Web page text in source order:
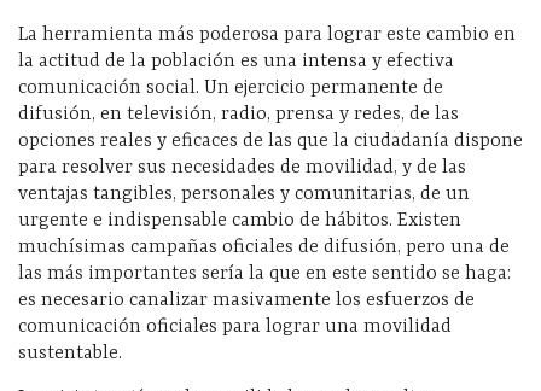
La herramienta más poderosa para lograr este cambio en
la actitud de la población es una intensa y efectiva
comunicación social. Un ejercicio permanente de
difusión, en televisión, radio, prensa y redes, de las
opciones reales y eficaces de las que la ciudadanía dispone
para resolver sus necesidades de movilidad, y de las
ventajas tangibles, personales y comunitarias, de un
urgente e indispensable cambio de hábitos. Existen
muchísimas campañas oficiales de difusión, pero una de
las más importantes sería la que en este sentido se haga:
es necesario canalizar masivamente los esfuerzos de
comunicación oficiales para lograr una movilidad
sustentable.